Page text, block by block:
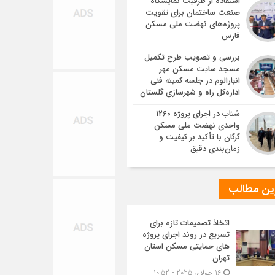
صنعت ساختمان برای تقویت
پروژه‌های نهضت ملی مسکن
فارس
بررسی و تصویب طرح تکمیل
مسجد سایت مسکن مهر
انبارالوم در جلسه کمیته فنی
اداره‌کل راه و شهرسازی گلستان
شتاب در اجرای پروژه ۱۲۶۰
واحدی نهضت ملی مسکن
گرگان با تأکید بر کیفیت و
زمان‌بندی دقیق
مطالب
اتخاذ تصمیمات تازه برای
تسریع در روند اجرای پروژه
های حمایتی مسکن استان
تهران